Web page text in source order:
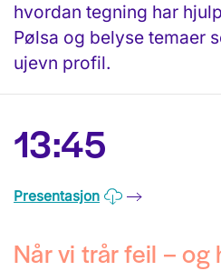
hvordan tegning har
Pølsa og belyse temaer
ujevn profil.
13:45
Presentasjon
Når vi trår feil – og